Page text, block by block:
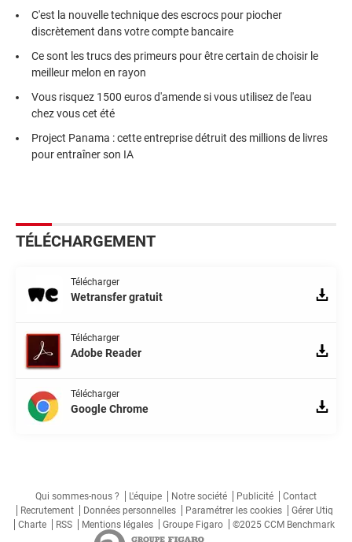
C'est la nouvelle technique des escrocs pour piocher
discrètement dans votre compte bancaire
Ce sont les trucs des primeurs pour être certain de choisir le
meilleur melon en rayon
Vous risquez 1500 euros d'amende si vous utilisez de l'eau
chez vous cet été
Project Panama : cette entreprise détruit des millions de livres
pour entraîner son IA
TÉLÉCHARGEMENT
Télécharger
Wetransfer gratuit
Télécharger
Adobe Reader
Télécharger
Google Chrome
Qui sommes-nous ? L'équipe Notre société Publicité
Contact
Recrutement
Données personnelles Paramétrer les cookies
Gérer Utiq
Charte
RSS Mentions légales Groupe Figaro ©2025 CCM Benchmark